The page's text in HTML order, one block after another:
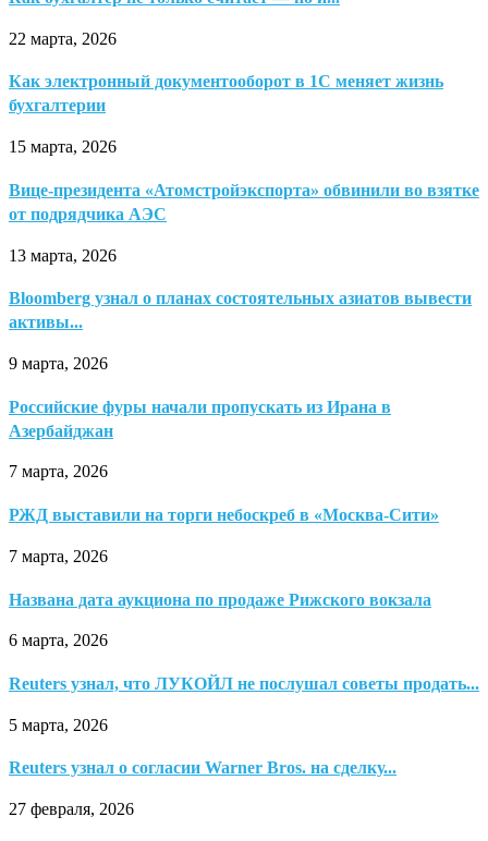
22 марта, 2026
Как электронный документооборот в 1С меняет жизнь
бухгалтерии
15 марта, 2026
Вице-президента «Атомстройэкспорта» обвинили во взятке
от подрядчика АЭС
13 марта, 2026
Bloomberg узнал о планах состоятельных азиатов вывести
активы...
9 марта, 2026
Российские фуры начали пропускать из Ирана в
Азербайджан
7 марта, 2026
РЖД выставили на торги небоскреб в «Москва-Сити»
7 марта, 2026
Названа дата аукциона по продаже Рижского вокзала
6 марта, 2026
Reuters узнал, что ЛУКОЙЛ не послушал советы продать...
5 марта, 2026
Reuters узнал о согласии Warner Bros. на сделку...
27 февраля, 2026